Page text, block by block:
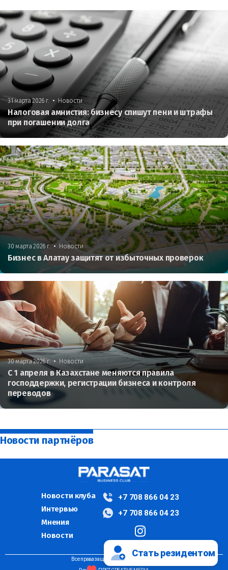
31 марта 2026 г. • Новости
Налоговая амнистия: бизнесу спишут пени и штрафы
при погашении долга
30 марта 2026 г. • Новости
Бизнес в Алатау защитят от избыточных проверок
30 марта 2026 г. • Новости
С 1 апреля в Казахстане меняются правила
господдержки, регистрации бизнеса и контроля
переводов
Новости партнёров
Новости клуба
Интервью
Мнения
Новости
+7 708 866 04 23
+7 708 866 04 23
Все права защищены ©PARASAT, 2024
Стать резидентом